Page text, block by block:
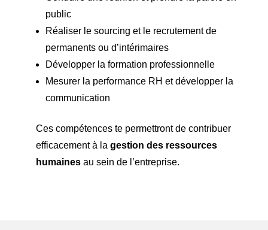
public
Réaliser le sourcing et le recrutement de
permanents ou d’intérimaires
Développer la formation professionnelle
Mesurer la performance RH et développer la
communication
Ces compétences te permettront de contribuer
efficacement à la gestion des ressources
humainesau sein de l’entreprise.